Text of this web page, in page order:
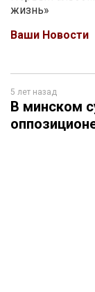
жизнь»
Ваши Новости
5 лет назад
В минском